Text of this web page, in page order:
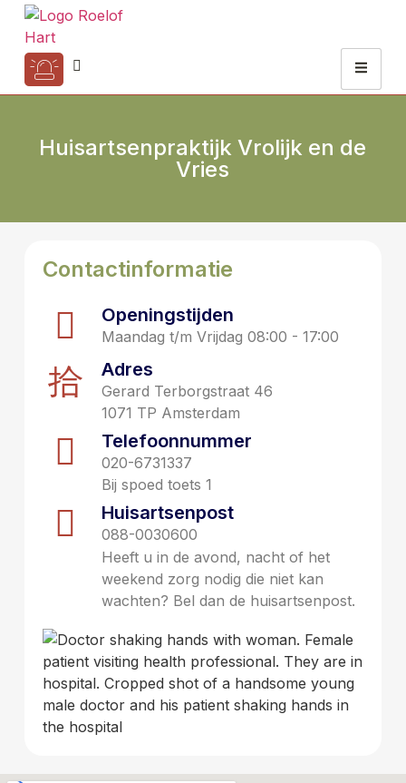
Huisartsenpraktijk Vrolijk en de
Vries
Contactinformatie
Openingstijden
Maandag t/m Vrijdag 08:00 - 17:00
Adres
Gerard Terborgstraat 46
1071 TP Amsterdam
Telefoonnummer
020-6731337
Bij spoed toets 1
Huisartsenpost
088-0030600
Heeft u in de avond, nacht of het
weekend zorg nodig die niet kan
wachten? Bel dan de huisartsenpost.